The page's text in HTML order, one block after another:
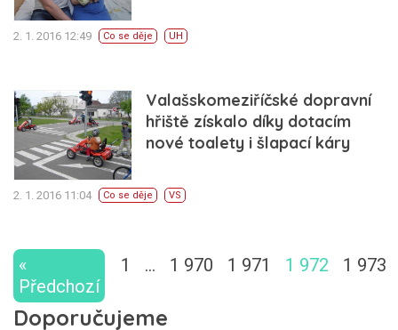
2. 1. 2016 12:49 Co se děje UH
Valašskomeziříčské dopravní
hřiště získalo díky dotacím
nové toalety i šlapací káry
2. 1. 2016 11:04 Co se děje VS
«
Předchozí
1 … 1 970 1 971 1 972 1 973